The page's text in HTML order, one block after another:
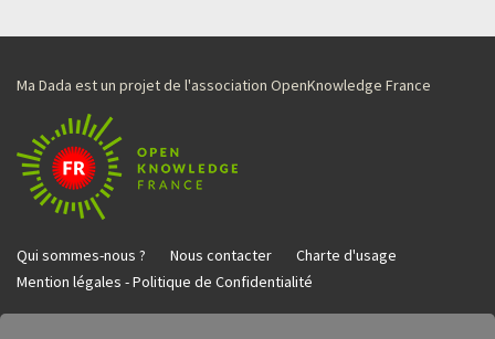
Ma Dada est un projet de l'association OpenKnowledge France
Qui sommes-nous ? Nous contacter
Charte d'usage
Mention légales - Politique de Confidentialité